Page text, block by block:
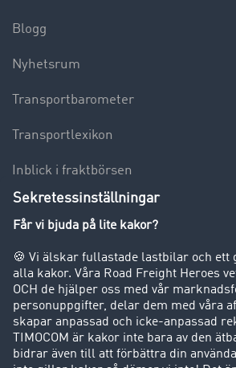
Blogg
Nyhetsrum
Transportbarometer
Transportlexikon
Inblick i fraktbörsen
Körförbud för lastbilar
Företag
Kunder värvar kunder
Success Stories